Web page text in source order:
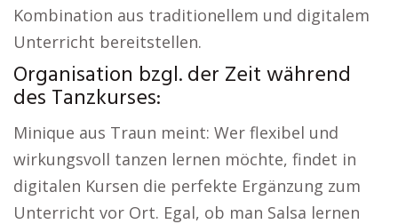
Kombination aus traditionellem und digitalem
Unterricht bereitstellen.
Organisation bzgl. der Zeit während
des Tanzkurses:
Minique aus Traun meint: Wer flexibel und
wirkungsvoll tanzen lernen möchte, findet in
digitalen Kursen die perfekte Ergänzung zum
Unterricht vor Ort. Egal, ob man Salsa lernen